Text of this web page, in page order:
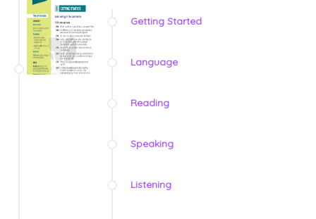
Getting Started
Language
Reading
Speaking
Listening